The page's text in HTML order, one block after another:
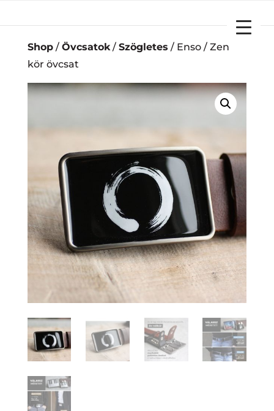
Shop/ Övcsatok/ Szögletes / Enso / Zen
kör övcsat
YOUR CART